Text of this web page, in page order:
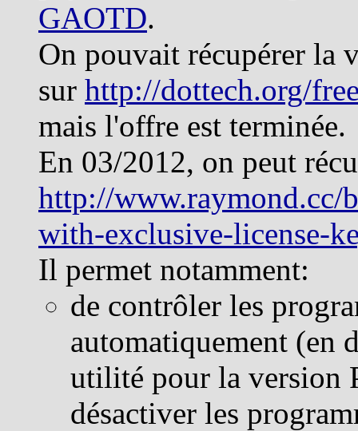
GAOTD.
On pouvait récupérer la
sur http://dottech.org/
mais l'offre est terminée.
En 03/2012, on peut
http://www.raymond.cc/
with-exclusive-license-
Il permet notamment:
de contrôler les
automatiquement (en
utilité pour la version
désactiver les